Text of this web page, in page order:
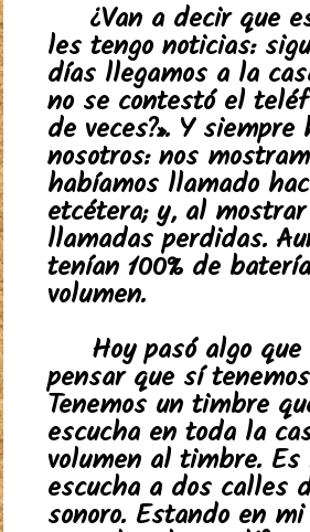
¿Van a decir que
les tengo noticias:
días llegamos a la
no se contestó el
de veces?». Y
nosotros: nos
habíamos llamado
etcétera; y, al
llamadas perdidas.
tenían 100% de
volumen.
Hoy pasó algo
pensar que sí
Tenemos un timbre
escucha en toda la
volumen al timbre.
escucha a dos calles
sonoro. Estando en